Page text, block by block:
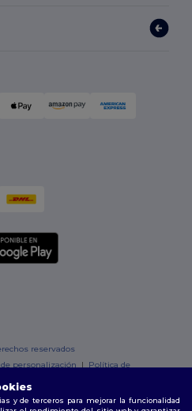
reservados
personalización | Política de
y de terceros para mejorar la funcionalidad